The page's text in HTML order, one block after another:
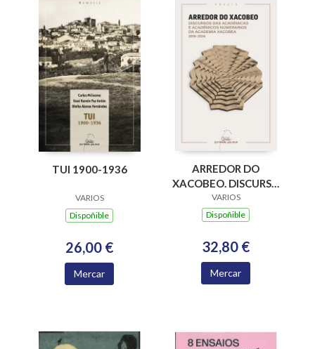
TUI 1900-1936
VARIOS
Dispoñible
26,00 €
Mercar
ARREDOR DO
XACOBEO. DISCURSO
DAS ACADEMICAS E
ACADEMICOS
ACADEMIA
XACOBEA 2016-2024
VARIOS
Dispoñible
32,80 €
Mercar